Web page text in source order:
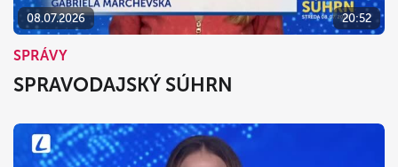
08.07.2026 20:52
SPRÁVY
SPRAVODAJSKÝ SÚHRN